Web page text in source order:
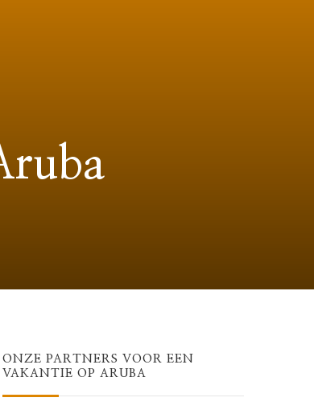
ONZE PARTNERS VOOR EEN
VAKANTIE OP ARUBA